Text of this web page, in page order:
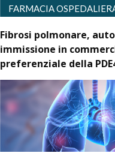
FARMACIA
Fibrosi polmonare,
immissione in
preferenziale della